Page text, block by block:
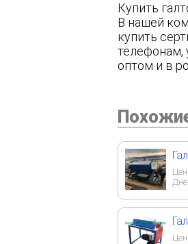
Купить
В нашей
купить
телефонам,
оптом и в